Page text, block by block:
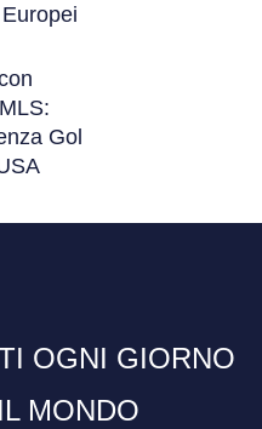
Gol
OGNI GIORNO
MONDO